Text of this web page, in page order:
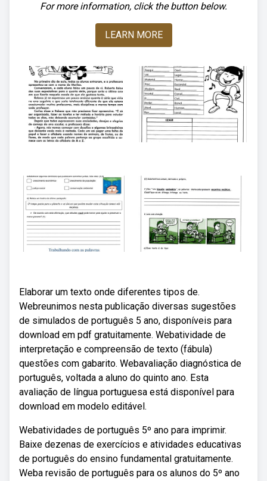
For more information, click the button below.
LEARN MORE
Elaborar um texto onde diferentes tipos de.
Webreunimos nesta publicação diversas sugestões
de simulados de português 5 ano, disponíveis para
download em pdf gratuitamente. Webatividade de
interpretação e compreensão de texto (fábula)
questões com gabarito. Webavaliação diagnóstica de
português, voltada a aluno do quinto ano. Esta
avaliação de língua portuguesa está disponível para
download em modelo editável.
Webatividades de português 5º ano para imprimir.
Baixe dezenas de exercícios e atividades educativas
de português do ensino fundamental gratuitamente.
Weba revisão de português para os alunos do 5º ano